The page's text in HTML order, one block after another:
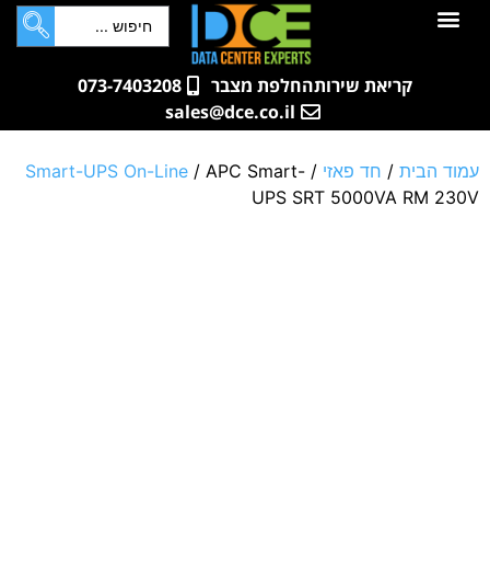
לתוכן
קריאת שירותהחלפת מצבר
073-7403208
sales@dce.co.il
/חד פאזי /
Smart-UPS On-Line/ APC Smart-
UPS SRT 5000VA